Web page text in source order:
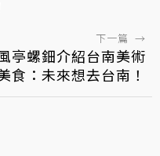
下一篇 →
亭螺鈿介紹台南美術
食：未來想去台南！